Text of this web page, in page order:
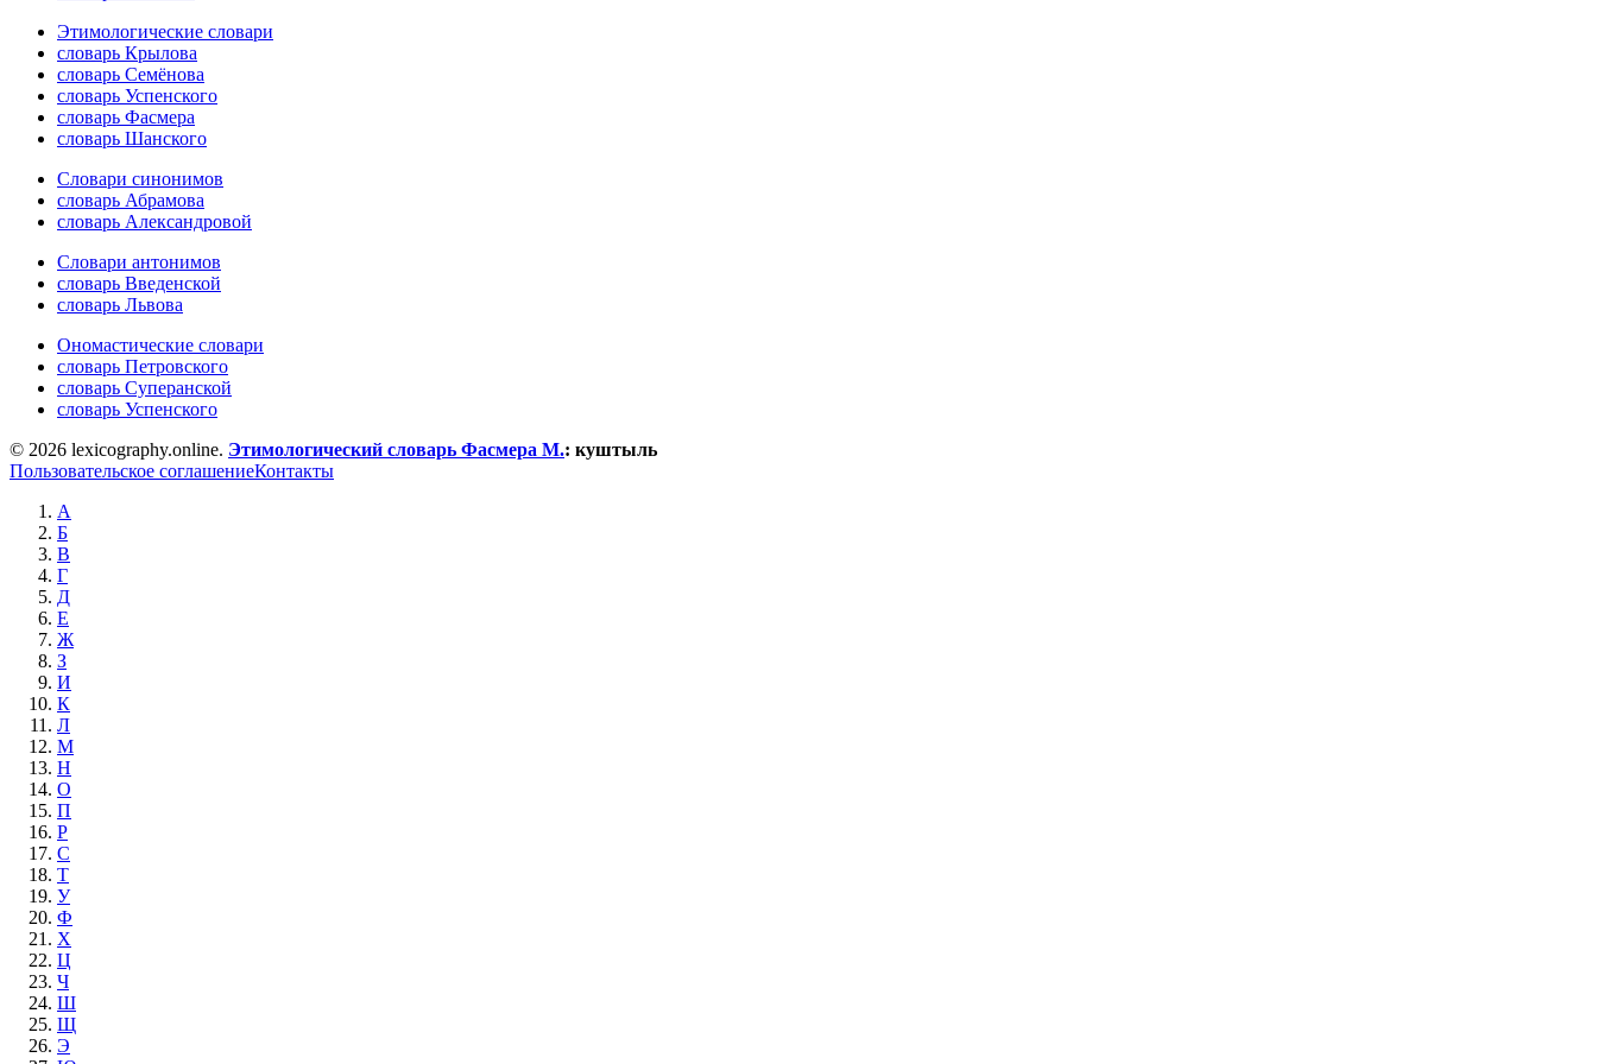
Этимологические словари
словарь Крылова
словарь Семёнова
словарь Успенского
словарь Фасмера
словарь Шанского
Словари синонимов
словарь Абрамова
словарь Александровой
Словари антонимов
словарь Введенской
словарь Львова
Ономастические словари
словарь Петровского
словарь Суперанской
словарь Успенского
© 2026 lexicography.online. Этимологический словарь Фасмера М.: куштыль
Пользовательское соглашениеКонтакты
А
Б
В
Г
Д
Е
Ж
З
И
К
Л
М
Н
О
П
Р
С
Т
У
Ф
Х
Ц
Ч
Ш
Щ
Э